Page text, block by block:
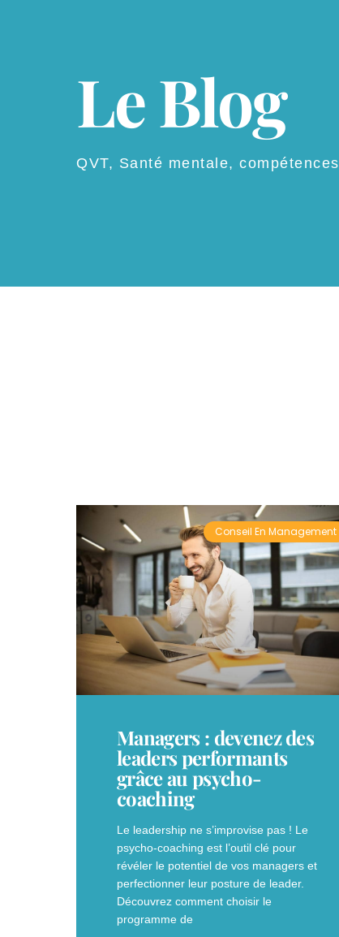
Le Blog
QVT, Santé mentale, compétences
Conseil En Management
Managers : devenez des
leaders performants
grâce au psycho-
coaching
Le leadership ne s’improvise pas ! Le
psycho-coaching est l’outil clé pour
révéler le potentiel de vos managers et
perfectionner leur posture de leader.
Découvrez comment choisir le
programme de